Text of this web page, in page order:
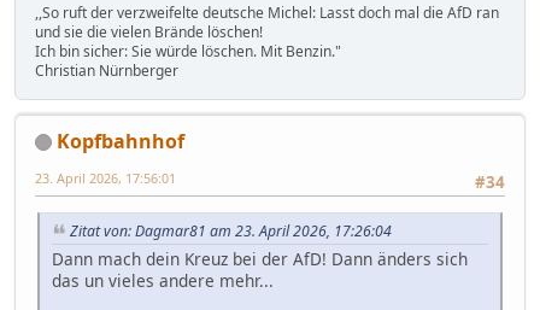
,,So ruft der verzweifelte deutsche Michel: Lasst doch mal die AfD ran
und sie die vielen Brände löschen!
Ich bin sicher: Sie würde löschen. Mit Benzin."
Christian Nürnberger
Kopfbahnhof
#34
23. April 2026, 17:56:01
Zitat von: Dagmar81 am 23. April 2026, 17:26:04
Dann mach dein Kreuz bei der AfD! Dann änders sich
das un vieles andere mehr...